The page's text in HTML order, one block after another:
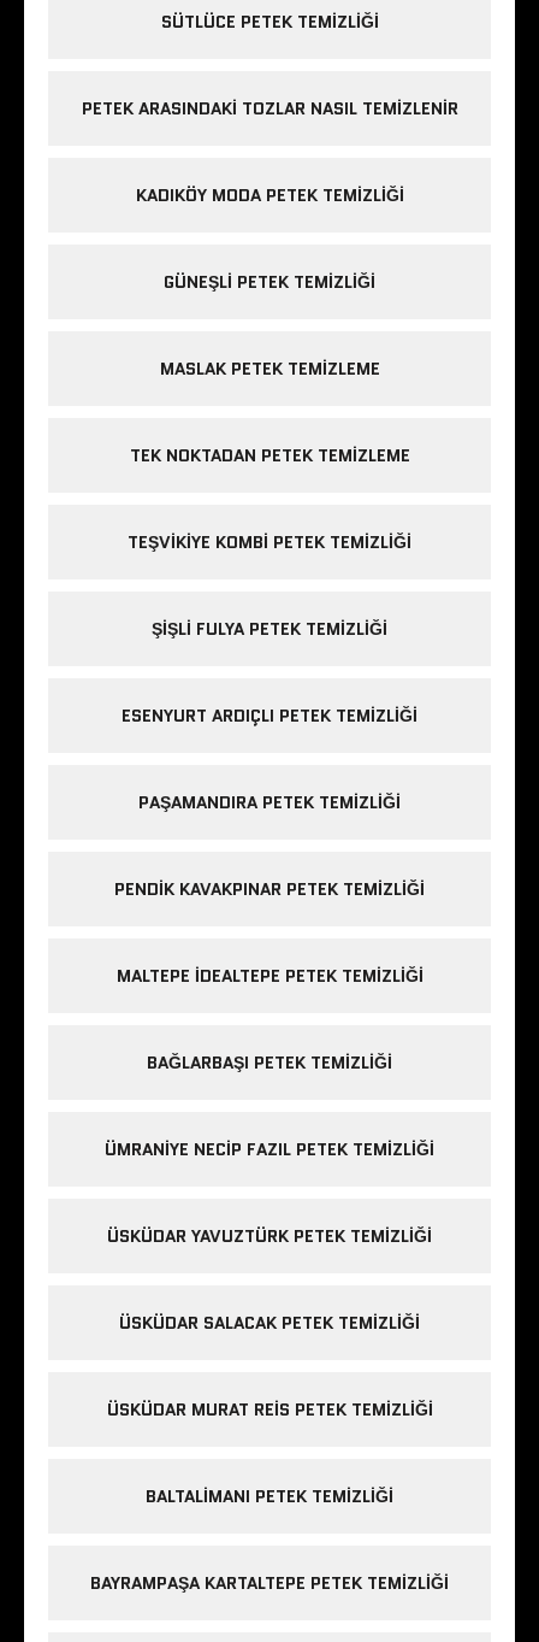
SÜTLÜCE PETEK TEMIZLIĞI
PETEK ARASINDAKI TOZLAR NASIL TEMIZLENIR
KADIKÖY MODA PETEK TEMIZLIĞI
GÜNEŞLI PETEK TEMIZLIĞI
MASLAK PETEK TEMIZLEME
TEK NOKTADAN PETEK TEMIZLEME
TEŞVIKIYE KOMBI PETEK TEMIZLIĞI
ŞIŞLI FULYA PETEK TEMIZLIĞI
ESENYURT ARDIÇLI PETEK TEMIZLIĞI
PAŞAMANDIRA PETEK TEMIZLIĞI
PENDIK KAVAKPINAR PETEK TEMIZLIĞI
MALTEPE IDEALTEPE PETEK TEMIZLIĞI
BAĞLARBAŞI PETEK TEMIZLIĞI
ÜMRANIYE NECIP FAZIL PETEK TEMIZLIĞI
ÜSKÜDAR YAVUZTÜRK PETEK TEMIZLIĞI
ÜSKÜDAR SALACAK PETEK TEMIZLIĞI
ÜSKÜDAR MURAT REIS PETEK TEMIZLIĞI
BALTALIMANI PETEK TEMIZLIĞI
BAYRAMPAŞA KARTALTEPE PETEK TEMIZLIĞI